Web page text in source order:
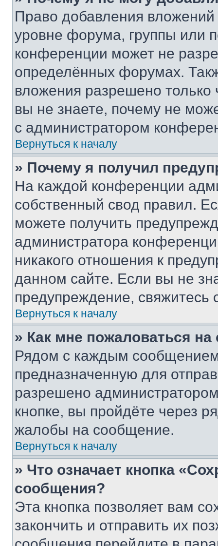
Право добавления
уровне форума, группы или
конференции может не
определённых форумах.
вложения разрешено
вы не знаете, почему не
с администратором
Вернуться к началу
» Почему я получил
На каждой конференции
собственный свод правил.
можете получить
администратора
никакого отношения к
данном сайте. Если вы не
предупреждение,
Вернуться к началу
» Как мне пожаловаться
Рядом с каждым сообщением
предназначенную для
разрешено
кнопке, вы пройдёте через
жалобы на сообщение.
Вернуться к началу
» Что означает кнопка
сообщения?
Эта кнопка позволяет вам
закончить и отправить их